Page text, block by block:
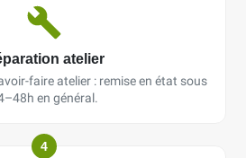
atelier
faire atelier : remise en état sous
en général.
4